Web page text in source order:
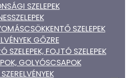
SZELEPEK
SZELEPEK
GŐZRE
SZELEPEK, FOJTÓ SZELEPEK
GOLYÓSCSAPOK